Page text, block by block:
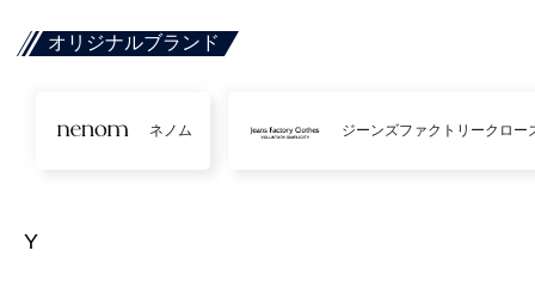
オリジナルブランド
ネノム ジーンズファクトリークロー
Y